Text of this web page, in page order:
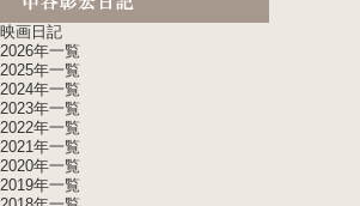
映画日記
2026年一覧
2025年一覧
2024年一覧
2023年一覧
2022年一覧
2021年一覧
2020年一覧
2019年一覧